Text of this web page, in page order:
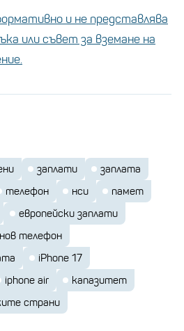
и не представлява
или съвет за вземане на
заплати
заплата
телефон нси
памет
европейски заплати
нов телефон
iPhone 17
iphone air
капазитет
страни